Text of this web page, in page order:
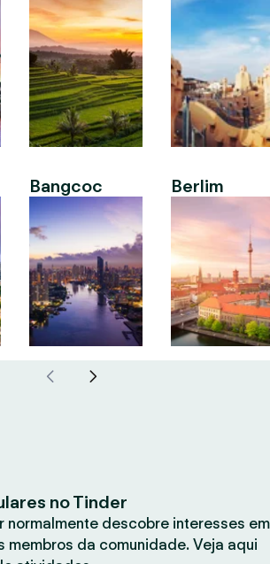
Bangcoc Berlim
no Tinder
normalmente descobre interesses em
membros da comunidade. Veja aqui